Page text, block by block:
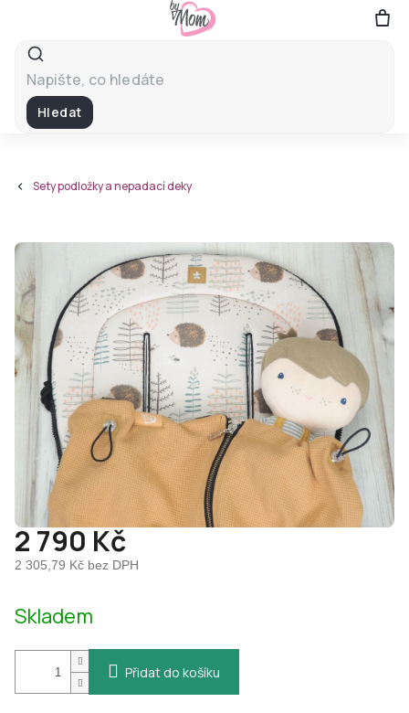
obsah
Hledat
Sety podložky a nepadací deky
2 790 Kč
2 305,79 Kč bez DPH
cena:
Skladem
Přidat do košíku